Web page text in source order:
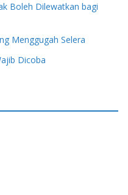
Boleh Dilewatkan bagi
Menggugah Selera
Dicoba